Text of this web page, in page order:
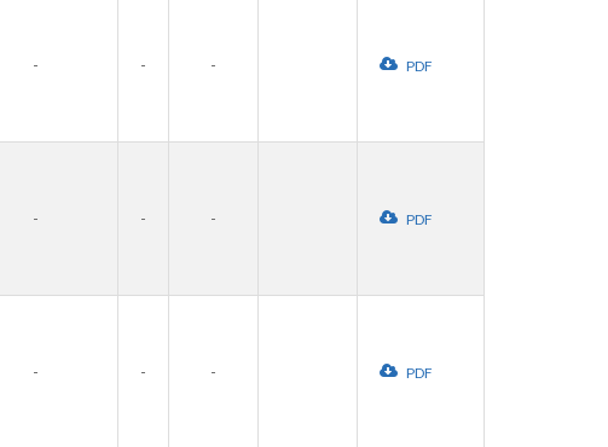
- - - PDF
- - - PDF
- - - PDF